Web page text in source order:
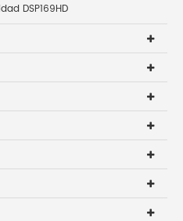
DSP169HD